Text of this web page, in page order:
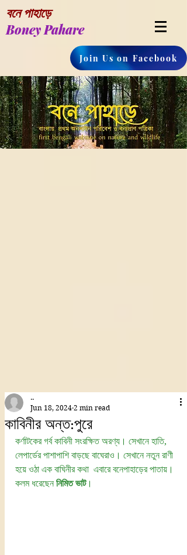
বনে পাহাড়ে
Boney Pahare
Join Us on Facebook
কাবিনীর অন্ত:পুরে
..
Jun 18, 2024 2 min read
কর্ণাটকের গর্ব কাবিনী সংরক্ষিত অরণ্য। সেখানে হাতি,
লেপার্ডের পাশাপাশি বাড়ছে বাঘেরাও। সেখানে নতুন রাণী
হয়ে ওঠা এক বাঘিনীর কথা  এবারে বনেপাহাড়ের পাতায়।
কলম ধরেছেন নিমিত ভাট।